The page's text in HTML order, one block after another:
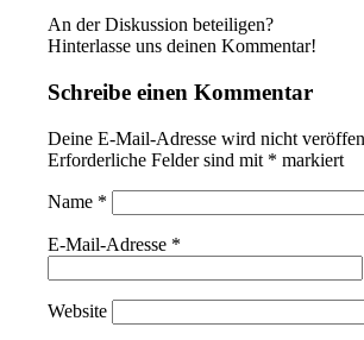
An der Diskussion beteiligen?
Hinterlasse uns deinen Kommentar!
Schreibe einen Kommentar
Deine E-Mail-Adresse wird nicht
Erforderliche Felder sind mit * markiert
Name *
E-Mail-Adresse *
Website